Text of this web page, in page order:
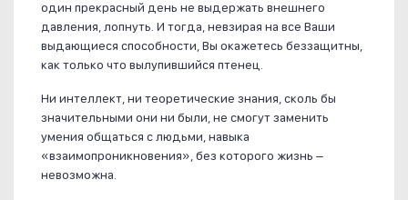
один прекрасный день не выдержать внешнего
давления, лопнуть. И тогда, невзирая на все Ваши
выдающиеся способности, Вы окажетесь беззащитны,
как только что вылупившийся птенец.
Ни интеллект, ни теоретические знания, сколь бы
значительными они ни были, не смогут заменить
умения общаться с людьми, навыка
«взаимопроникновения», без которого жизнь –
невозможна.